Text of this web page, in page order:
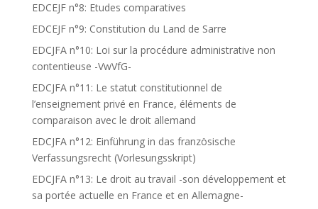
EDCEJF n°8: Etudes comparatives
EDCEJF n°9: Constitution du Land de Sarre
EDCJFA n°10: Loi sur la procédure administrative non
contentieuse -VwVfG-
EDCJFA n°11: Le statut constitutionnel de
l’enseignement privé en France, éléments de
comparaison avec le droit allemand
EDCJFA n°12: Einführung in das französische
Verfassungsrecht (Vorlesungsskript)
EDCJFA n°13: Le droit au travail -son développement et
sa portée actuelle en France et en Allemagne-